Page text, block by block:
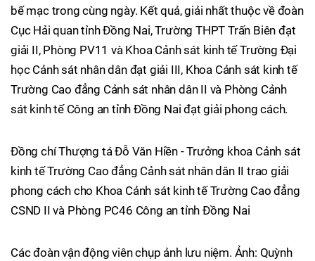
bế mạc trong cùng ngày. Kết quả, giải nhất thuộc về đoàn
Cục Hải quan tỉnh Đồng Nai, Trường THPT Trấn Biên đạt
giải II, Phòng PV11 và Khoa Cảnh sát kinh tế Trường Đại
học Cảnh sát nhân dân đạt giải III, Khoa Cảnh sát kinh tế
Trường Cao đẳng Cảnh sát nhân dân II và Phòng Cảnh
sát kinh tế Công an tỉnh Đồng Nai đạt giải phong cách.
Đồng chí Thượng tá Đỗ Văn Hiền - Trưởng khoa Cảnh sát
kinh tế Trường Cao đẳng Cảnh sát nhân dân II trao giải
phong cách cho Khoa Cảnh sát kinh tế Trường Cao đẳng
CSND II và Phòng PC46 Công an tỉnh Đồng Nai
Các đoàn vận động viên chụp ảnh lưu niệm. Ảnh: Quỳnh